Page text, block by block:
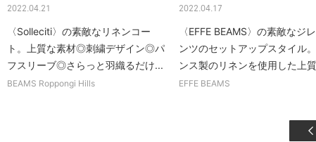
2022.04.21
〈Solleciti〉の素敵なリネンコー
ト。上質な素材◎刺繍デザイン◎パ
フスリーブ◎さらっと羽織るだけ...
BEAMS Roppongi Hills
2022.04.17
〈EFFE BEAMS〉の素敵なジ
ンツのセットアップスタイル
ンス製のリネンを使用した上
EFFE BEAMS